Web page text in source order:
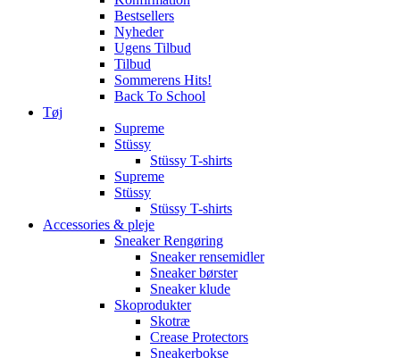
Bestsellers
Nyheder
Ugens Tilbud
Tilbud
Sommerens Hits!
Back To School
Tøj
Supreme
Stüssy
Stüssy T-shirts
Supreme
Stüssy
Stüssy T-shirts
Accessories & pleje
Sneaker Rengøring
Sneaker rensemidler
Sneaker børster
Sneaker klude
Skoprodukter
Skotræ
Crease Protectors
Sneakerbokse